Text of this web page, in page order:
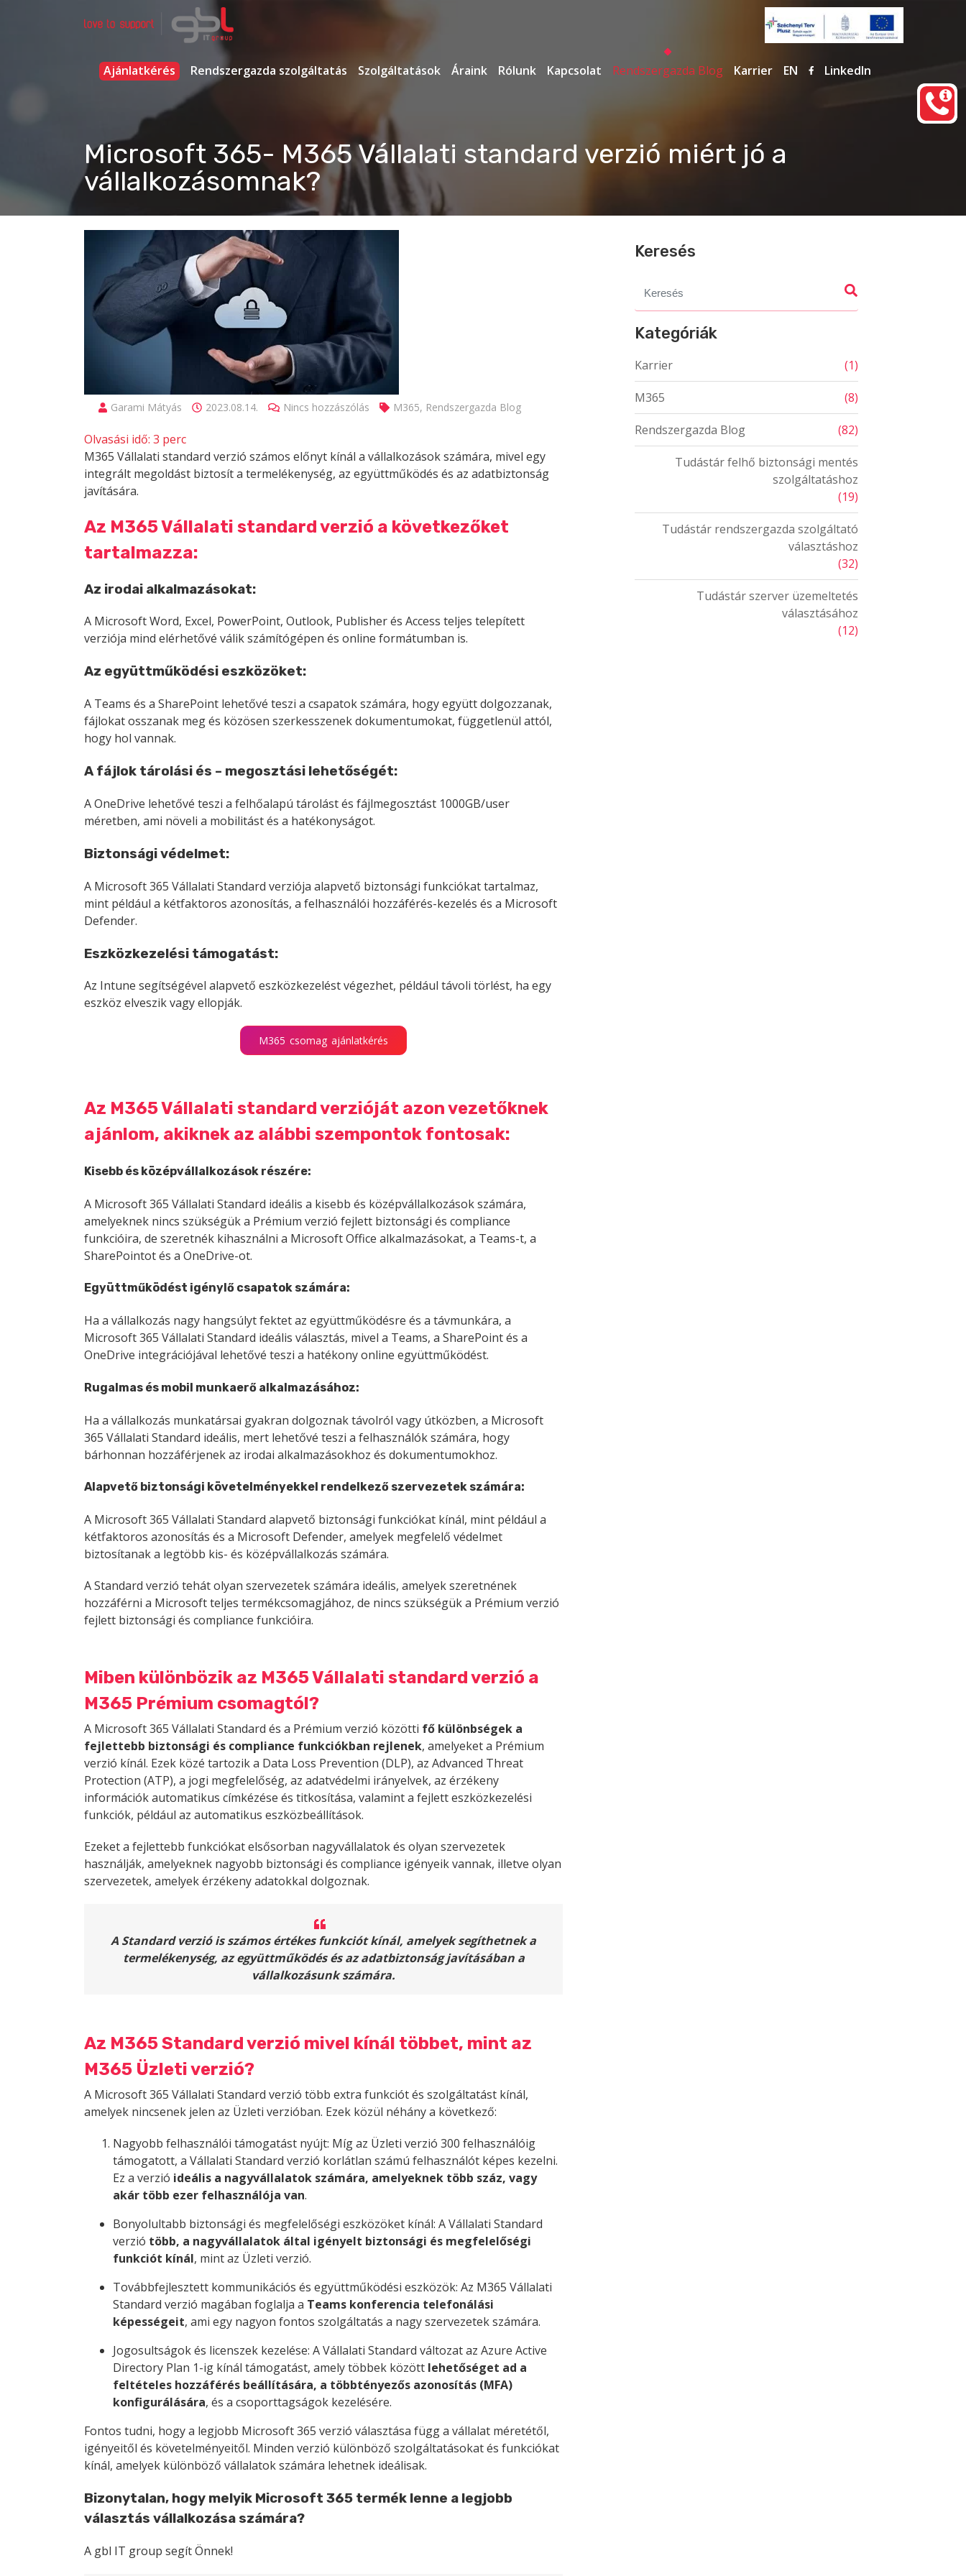
Rendszergazda Szolgáltatás Budapest
Ajánlatkérés
Rendszergazda szolgáltatás Szolgáltatások Áraink Rólunk Kapcsolat Rendszergazda Blog Karrier EN LinkedIn
Microsoft 365- M365 Vállalati standard verzió miért jó a
vállalkozásomnak?
Garami Mátyás 2023.08.14. Nincs hozzászólás M365, Rendszergazda Blog
Olvasási idő: 3 perc
M365 Vállalati standard verzió számos előnyt kínál a vállalkozások számára, mivel egy
integrált megoldást biztosít a termelékenység, az együttműködés és az adatbiztonság
javítására.
Az M365 Vállalati standard verzió a következőket
tartalmazza:
Az irodai alkalmazásokat:
A Microsoft Word, Excel, PowerPoint, Outlook, Publisher és Access teljes telepített
verziója mind elérhetővé válik számítógépen és online formátumban is.
Az együttműködési eszközöket:
A Teams és a SharePoint lehetővé teszi a csapatok számára, hogy együtt dolgozzanak,
fájlokat osszanak meg és közösen szerkesszenek dokumentumokat, függetlenül attól,
hogy hol vannak.
A fájlok tárolási és – megosztási lehetőségét:
A OneDrive lehetővé teszi a felhőalapú tárolást és fájlmegosztást 1000GB/user
méretben, ami növeli a mobilitást és a hatékonyságot.
Biztonsági védelmet:
A Microsoft 365 Vállalati Standard verziója alapvető biztonsági funkciókat tartalmaz,
mint például a kétfaktoros azonosítás, a felhasználói hozzáférés-kezelés és a Microsoft
Defender.
Eszközkezelési támogatást:
Az Intune segítségével alapvető eszközkezelést végezhet, például távoli törlést, ha egy
eszköz elveszik vagy ellopják.
M365 csomag ajánlatkérés
Az M365 Vállalati standard verzióját azon vezetőknek
ajánlom, akiknek az alábbi szempontok fontosak:
Kisebb és középvállalkozások részére:
A Microsoft 365 Vállalati Standard ideális a kisebb és középvállalkozások számára,
amelyeknek nincs szükségük a Prémium verzió fejlett biztonsági és compliance
funkcióira, de szeretnék kihasználni a Microsoft Office alkalmazásokat, a Teams-t, a
SharePointot és a OneDrive-ot.
Együttműködést igénylő csapatok számára:
Ha a vállalkozás nagy hangsúlyt fektet az együttműködésre és a távmunkára, a
Microsoft 365 Vállalati Standard ideális választás, mivel a Teams, a SharePoint és a
OneDrive integrációjával lehetővé teszi a hatékony online együttműködést.
Rugalmas és mobil munkaerő alkalmazásához:
Ha a vállalkozás munkatársai gyakran dolgoznak távolról vagy útközben, a Microsoft
365 Vállalati Standard ideális, mert lehetővé teszi a felhasználók számára, hogy
bárhonnan hozzáférjenek az irodai alkalmazásokhoz és dokumentumokhoz.
Alapvető biztonsági követelményekkel rendelkező szervezetek számára:
A Microsoft 365 Vállalati Standard alapvető biztonsági funkciókat kínál, mint például a
kétfaktoros azonosítás és a Microsoft Defender, amelyek megfelelő védelmet
biztosítanak a legtöbb kis- és középvállalkozás számára.
A Standard verzió tehát olyan szervezetek számára ideális, amelyek szeretnének
hozzáférni a Microsoft teljes termékcsomagjához, de nincs szükségük a Prémium verzió
fejlett biztonsági és compliance funkcióira.
Miben különbözik az M365 Vállalati standard verzió a
M365 Prémium csomagtól?
A Microsoft 365 Vállalati Standard és a Prémium verzió közötti fő különbségek a
fejlettebb biztonsági és compliance funkciókban rejlenek, amelyeket a Prémium
verzió kínál. Ezek közé tartozik a Data Loss Prevention (DLP), az Advanced Threat
Protection (ATP), a jogi megfelelőség, az adatvédelmi irányelvek, az érzékeny
információk automatikus címkézése és titkosítása, valamint a fejlett eszközkezelési
funkciók, például az automatikus eszközbeállítások.
Ezeket a fejlettebb funkciókat elsősorban nagyvállalatok és olyan szervezetek
használják, amelyeknek nagyobb biztonsági és compliance igényeik vannak, illetve olyan
szervezetek, amelyek érzékeny adatokkal dolgoznak.
A Standard verzió is számos értékes funkciót kínál, amelyek segíthetnek a
termelékenység, az együttműködés és az adatbiztonság javításában a
vállalkozásunk számára.
Az M365 Standard verzió mivel kínál többet, mint az
M365 Üzleti verzió?
A Microsoft 365 Vállalati Standard verzió több extra funkciót és szolgáltatást kínál,
amelyek nincsenek jelen az Üzleti verzióban. Ezek közül néhány a következő:
Nagyobb felhasználói támogatást nyújt: Míg az Üzleti verzió 300 felhasználóig
támogatott, a Vállalati Standard verzió korlátlan számú felhasználót képes kezelni.
Ez a verzió ideális a nagyvállalatok számára, amelyeknek több száz, vagy
akár több ezer felhasználója van.
Bonyolultabb biztonsági és megfelelőségi eszközöket kínál: A Vállalati Standard
verzió több, a nagyvállalatok által igényelt biztonsági és megfelelőségi
funkciót kínál, mint az Üzleti verzió.
Továbbfejlesztett kommunikációs és együttműködési eszközök: Az M365 Vállalati
Standard verzió magában foglalja a Teams konferencia telefonálási
képességeit, ami egy nagyon fontos szolgáltatás a nagy szervezetek számára.
Jogosultságok és licenszek kezelése: A Vállalati Standard változat az Azure Active
Directory Plan 1-ig kínál támogatást, amely többek között lehetőséget ad a
feltételes hozzáférés beállítására, a többtényezős azonosítás (MFA)
konfigurálására, és a csoporttagságok kezelésére.
Fontos tudni, hogy a legjobb Microsoft 365 verzió választása függ a vállalat méretétől,
igényeitől és követelményeitől. Minden verzió különböző szolgáltatásokat és funkciókat
kínál, amelyek különböző vállalatok számára lehetnek ideálisak.
Bizonytalan, hogy melyik Microsoft 365 termék lenne a legjobb
választás vállalkozása számára?
A gbl IT group segít Önnek!
Keresés
for:
Kategóriák
Karrier (1)
M365 (8)
Rendszergazda Blog (82)
Tudástár felhő biztonsági mentés
szolgáltatáshoz
(19)
Tudástár rendszergazda szolgáltató
választáshoz
(32)
Tudástár szerver üzemeltetés
választásához
(12)